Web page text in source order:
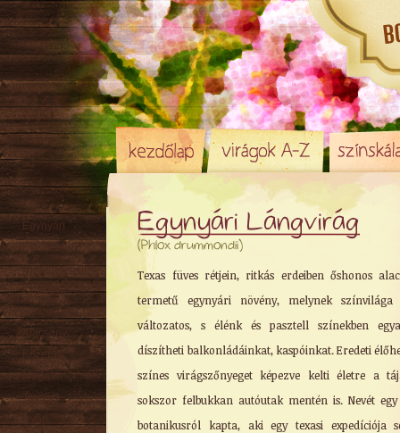
Egynyári Lángvirág
(Phlox drummondii)
Texas füves rétjein, ritkás erdeiben őshonos
termetű egynyári növény, melynek színvilága
változatos, s élénk és pasztell színekben
díszítheti balkonládáinkat, kaspóinkat. Eredeti
színes virágszőnyeget képezve kelti életre a
sokszor felbukkan autóutak mentén is. Nevét
botanikusról kapta, aki egy texasi expedíciója
Egynyári
Évelő
Hagyma/ Gumó
Örökzöld
Sziklakerti
Alacsony
Közepes
Magas
Tavaszi